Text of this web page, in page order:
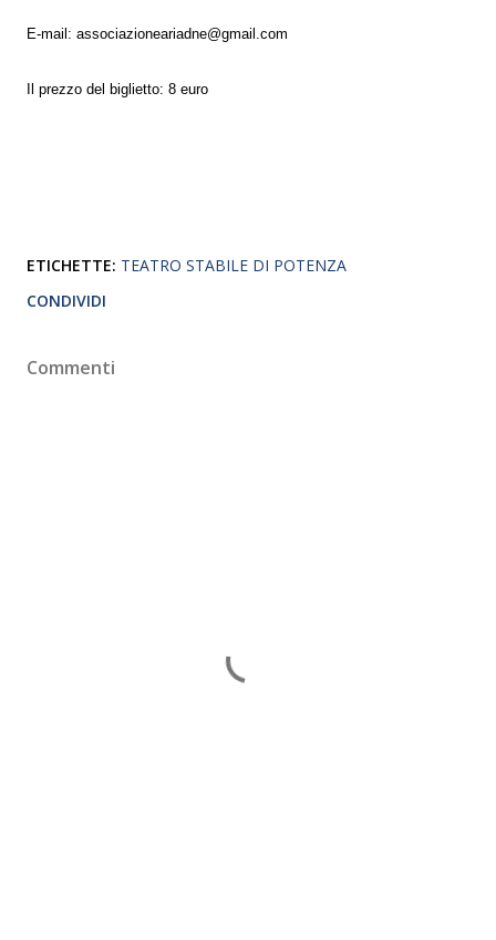
E-mail: associazioneariadne@gmail.com
Il prezzo del biglietto: 8 euro
ETICHETTE: TEATRO STABILE DI POTENZA
CONDIVIDI
Commenti